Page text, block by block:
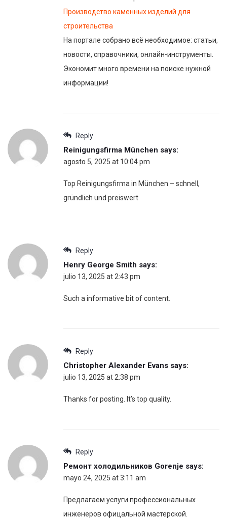
Производство каменных изделий для
строительства
На портале собрано всё необходимое: статьи,
новости, справочники, онлайн-инструменты.
Экономит много времени на поиске нужной
информации!
Reply
Reinigungsfirma München says:
agosto 5, 2025 at 10:04 pm
Top Reinigungsfirma in München – schnell,
gründlich und preiswert
Reply
Henry George Smith says:
julio 13, 2025 at 2:43 pm
Such a informative bit of content.
Reply
Christopher Alexander Evans says:
julio 13, 2025 at 2:38 pm
Thanks for posting. It’s top quality.
Reply
Ремонт холодильников Gorenje says:
mayo 24, 2025 at 3:11 am
Предлагаем услуги профессиональных
инженеров офицальной мастерской.